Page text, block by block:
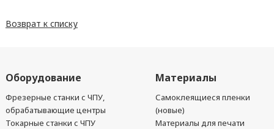
Возврат к списку
Оборудование
Фрезерные станки с ЧПУ,
обрабатывающие центры
Токарные станки с ЧПУ
Материалы
Самоклеящиеся пленки
(новые)
Материалы для печати